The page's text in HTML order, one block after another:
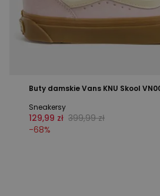
Buty damskie Vans KNU Skool
Sneakersy
129,99 zł 399,99 zł
-68%